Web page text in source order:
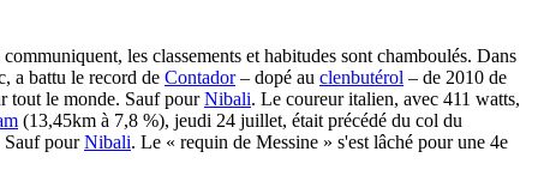
les classements et habitudes sont chamboulés. Dans
a battu le record de Contador– dopé au clenbutérol – de 2010 de
tout le monde. Sauf pourNibali. Le coureur italien, avec 411 watts,
(13,45km à 7,8 %), jeudi 24 juillet, était précédé du col du
Sauf pourNibali. Le « requin de Messine » s'est lâché pour une 4e